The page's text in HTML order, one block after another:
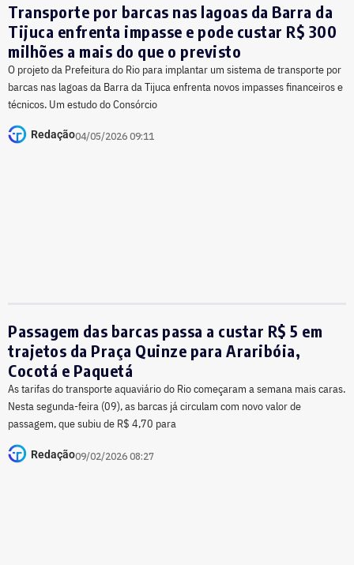
Transporte por barcas nas lagoas da Barra da
Tijuca enfrenta impasse e pode custar R$ 300
milhões a mais do que o previsto
O projeto da Prefeitura do Rio para implantar um sistema de transporte por
barcas nas lagoas da Barra da Tijuca enfrenta novos impasses financeiros e
técnicos. Um estudo do Consórcio
Redação04/05/2026 09:11
Passagem das barcas passa a custar R$ 5 em
trajetos da Praça Quinze para Araribóia,
Cocotá e Paquetá
As tarifas do transporte aquaviário do Rio começaram a semana mais caras.
Nesta segunda-feira (09), as barcas já circulam com novo valor de
passagem, que subiu de R$ 4,70 para
Redação09/02/2026 08:27